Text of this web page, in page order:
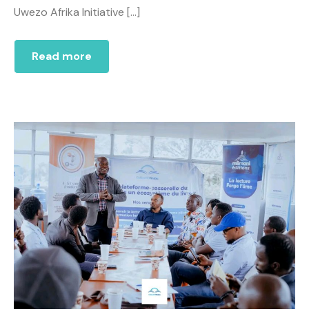
Uwezo Afrika Initiative […]
Read more